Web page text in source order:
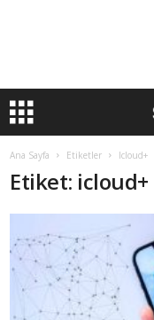
Ana Sayfa Etiketler Icloud+
Etiket: icloud+